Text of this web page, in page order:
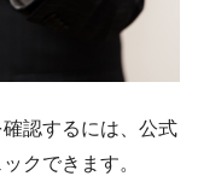
認するには、公式
クできます。